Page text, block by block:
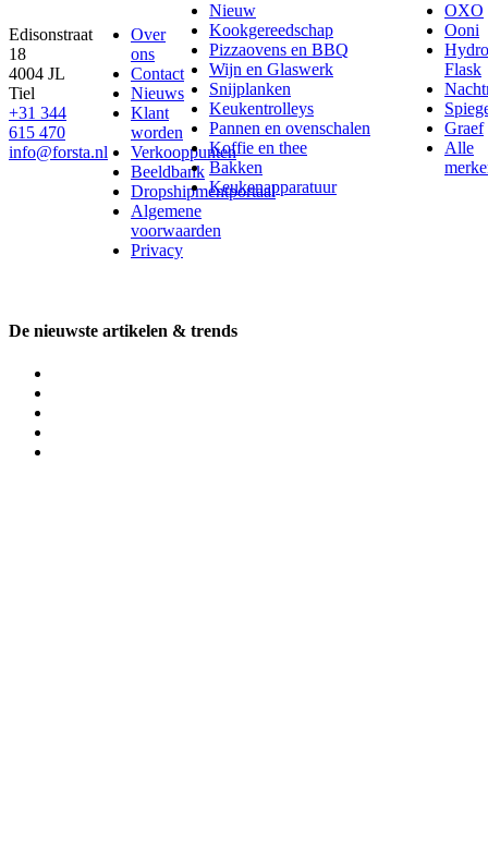
Edisonstraat
18
4004 JL
Tiel
+31 344
615 470
info@forsta.nl
Over
ons
Contact
Nieuws
Klant
worden
Verkooppunten
Beeldbank
Dropshipmentportaal
Algemene
voorwaarden
Privacy
Nieuw
Kookgereedschap
Pizzaovens en BBQ
Wijn en Glaswerk
Snijplanken
Keukentrolleys
Pannen en ovenschalen
Koffie en thee
Bakken
Keukenapparatuur
OXO
Ooni
Hydro
Flask
Graef
Alle
De nieuwste artikelen & trends